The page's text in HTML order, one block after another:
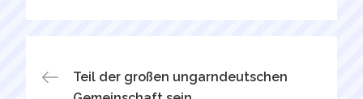
Bejegyzés
Teil der großen ungarndeutschen